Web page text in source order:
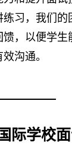
习，我们的
，以便学生
沟通。
际学校